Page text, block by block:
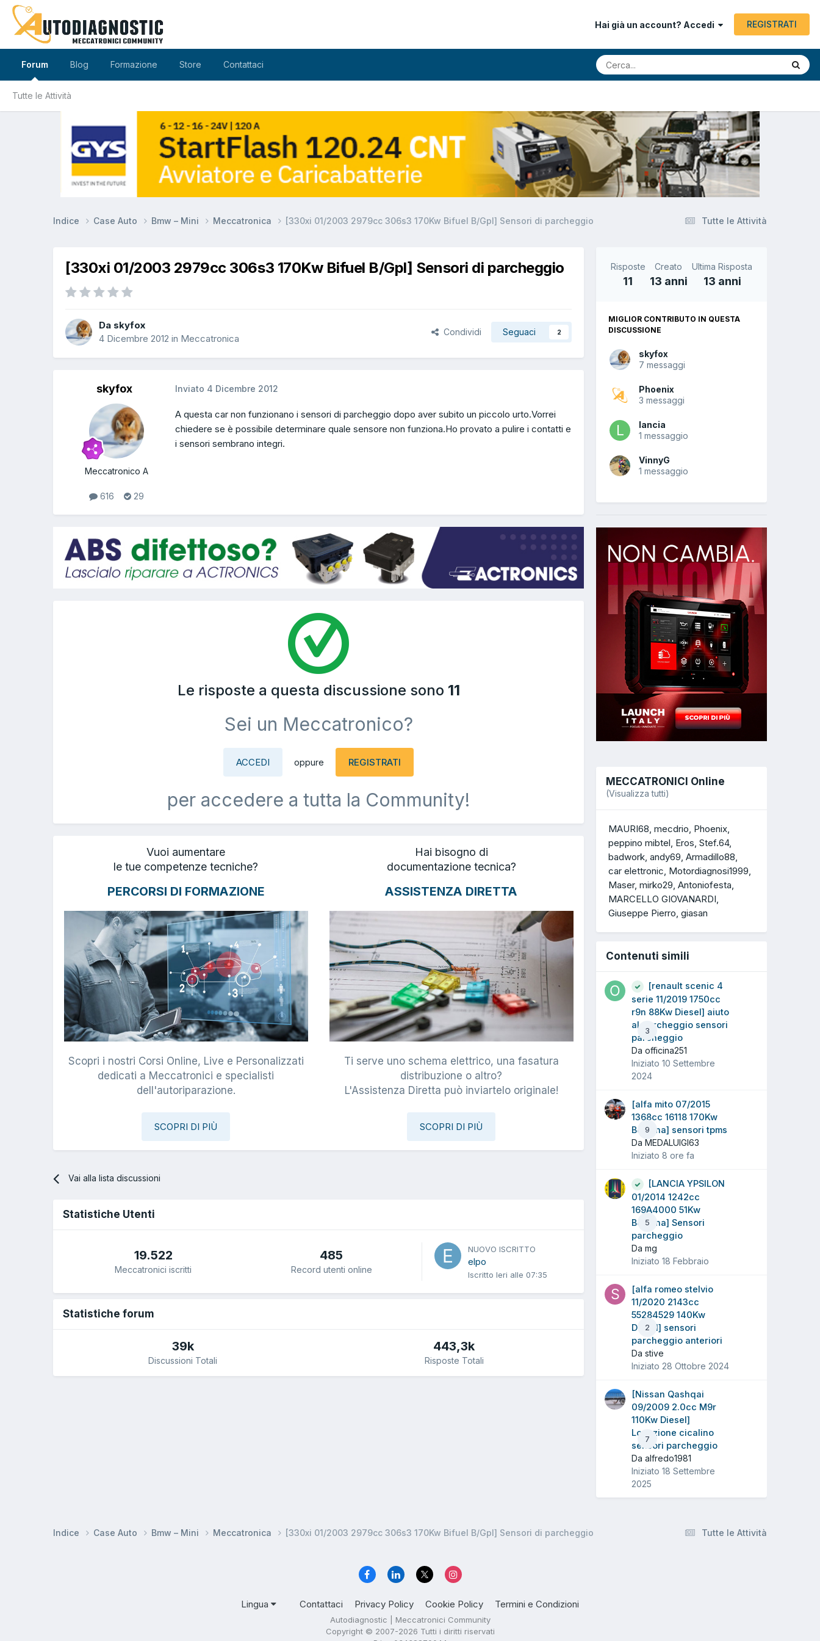
Hai già un account? Accedi REGISTRATI
Forum
Tutte le Attività
Blog Formazione Store Contattaci
Tutte le Attività
Indice Case Auto Bmw – Mini Meccatronica [330xi 01/2003 2979cc 306s3 170Kw Bifuel B/Gpl] Sensori di parcheggio
[330xi 01/2003 2979cc 306s3 170Kw Bifuel B/Gpl] Sensori di parcheggio
Da skyfox
4 Dicembre 2012 in Meccatronica
Condividi Seguaci 2
skyfox
Meccatronico A
616 29
Inviato 4 Dicembre 2012
A questa car non funzionano i sensori di parcheggio dopo aver subito un piccolo urto.Vorrei
chiedere se è possibile determinare quale sensore non funziona.Ho provato a pulire i contatti e
i sensori sembrano integri.
Le risposte a questa discussione sono 11
Sei un Meccatronico?
ACCEDI oppure REGISTRATI
per accedere a tutta la Community!
Vuoi aumentare
le tue competenze tecniche?
PERCORSI DI FORMAZIONE
Scopri i nostri Corsi Online, Live e Personalizzati
dedicati a Meccatronici e specialisti
dell'autoriparazione.
SCOPRI DI PIÙ
Hai bisogno di
documentazione tecnica?
ASSISTENZA DIRETTA
Ti serve uno schema elettrico, una fasatura
distribuzione o altro?
L'Assistenza Diretta può inviartelo originale!
SCOPRI DI PIÙ
Vai alla lista discussioni
Statistiche Utenti
19.522
Meccatronici iscritti
485
Record utenti online
NUOVO ISCRITTO
elpo
Iscritto Ieri alle 07:35
Statistiche forum
39k
Discussioni Totali
443,3k
Risposte Totali
Risposte
11
Creato
13 anni
Ultima Risposta
13 anni
MIGLIOR CONTRIBUTO IN QUESTA
DISCUSSIONE
skyfox
7 messaggi
Phoenix
3 messaggi
lancia
1 messaggio
VinnyG
1 messaggio
MECCATRONICI Online
(Visualizza tutti)
MAURI68 mecdrio Phoenix
peppino mibtel Eros Stef.64
badwork andy69 Armadillo88
car elettronic Motordiagnosi1999
Maser mirko29 Antoniofesta
MARCELLO GIOVANARDI
Giuseppe Pierro giasan
Contenuti simili
3
[renault scenic 4
serie 11/2019 1750cc
r9n 88Kw Diesel] aiuto
al parcheggio sensori
parcheggio
Da officina251
Iniziato 10 Settembre
2024
9
[alfa mito 07/2015
1368cc 16118 170Kw
Benzina] sensori tpms
Da MEDALUIGI63
Iniziato 8 ore fa
5
[LANCIA YPSILON
01/2014 1242cc
169A4000 51Kw
Benzina] Sensori
parcheggio
Da mg
Iniziato 18 Febbraio
2
[alfa romeo stelvio
11/2020 2143cc
55284529 140Kw
Diesel] sensori
parcheggio anteriori
Da stive
Iniziato 28 Ottobre 2024
7
[Nissan Qashqai
09/2009 2.0cc M9r
110Kw Diesel]
Locazione cicalino
sensori parcheggio
Da alfredo1981
Iniziato 18 Settembre
2025
Tutte le Attività
Indice Case Auto Bmw – Mini Meccatronica [330xi 01/2003 2979cc 306s3 170Kw Bifuel B/Gpl] Sensori di parcheggio
Lingua Contattaci Privacy Policy Cookie Policy Termini e Condizioni
Autodiagnostic | Meccatronici Community
Copyright © 2007-2026 Tutti i diritti riservati